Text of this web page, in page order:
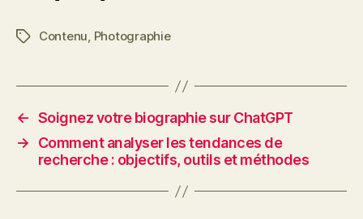
Étiquettes
Contenu, Photographie
← Soignez votre biographie sur ChatGPT
→
Comment analyser les tendances de
recherche : objectifs, outils et méthodes